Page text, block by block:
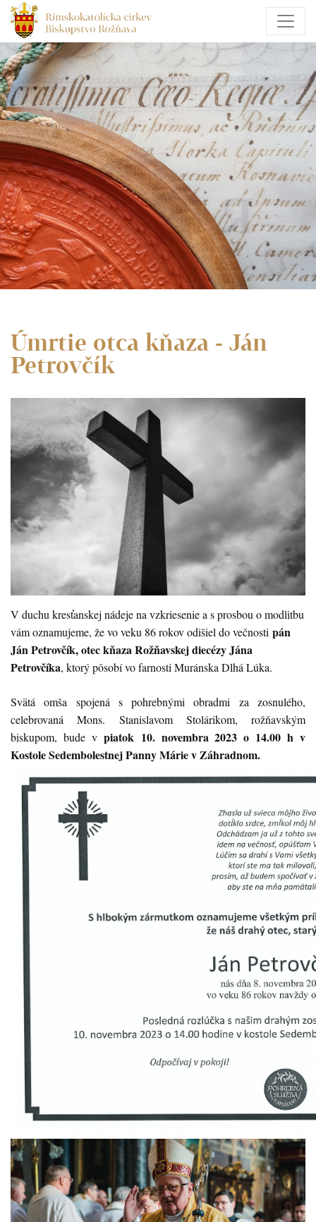
Úmrtie otca kňaza - Ján
Petrovčík
V duchu kresťanskej nádeje na vzkriesenie a s prosbou o modlitbu
vám oznamujeme, že vo veku 86 rokov odišiel do večnosti pán
Ján Petrovčík, otec kňaza Rožňavskej diecézy Jána
Petrovčíka, ktorý pôsobí vo farnosti Muránska Dlhá Lúka.
Svätá omša spojená s pohrebnými obradmi za zosnulého,
celebrovaná Mons. Stanislavom Stolárikom, rožňavským
biskupom, bude v piatok10. novembra 2023 o 14.00 h v
Kostole Sedembolestnej Panny Márie v Záhradnom.